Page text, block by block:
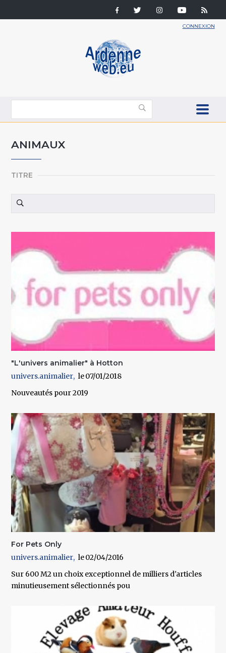
CONNEXION
ANIMAUX
TITRE
"L'univers animalier" à Hotton
univers.animalier
07/01/2018
Nouveautés pour 2019
For Pets Only
univers.animalier
02/04/2016
Sur 600 M2 un choix exceptionnel de milliers d'articles
minutieusement sélectionnés pou